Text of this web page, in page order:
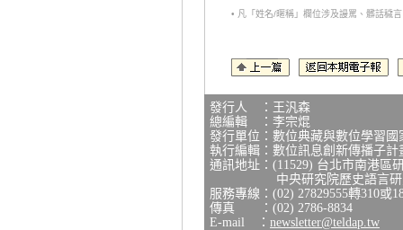
• 凡「姓名/暱稱」欄位涉及謾罵、髒話穢
發行人 ：王汎森
總編輯 ：李宗焜
發行單位：數位典藏與數位學習
執行編輯：數位訊息創新傳播子計
通訊地址：(11529) 台北市南港區
中央研究院歷史語言研究
服務專線：(02) 27829555轉310或
傳真 ：(02) 2786-8834
E-mail ： newsletter@teldap.tw